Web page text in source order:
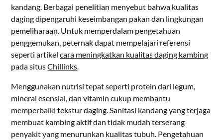
kandang. Berbagai penelitian menyebut bahwa kualitas
daging dipengaruhi keseimbangan pakan dan lingkungan
pemeliharaan. Untuk memperdalam pengetahuan
penggemukan, peternak dapat mempelajari referensi
seperti artikelcara meningkatkan kualitas daging kambing
pada situsChillinks
Menggunakan nutrisi tepat seperti protein dari legum,
mineral esensial, dan vitamin cukup membantu
memperbaiki tekstur daging. Sanitasi kandang yang terjaga
membuat kambing aktif dan tidak mudah terserang
penyakit yang menurunkan kualitas tubuh. Pengetahuan